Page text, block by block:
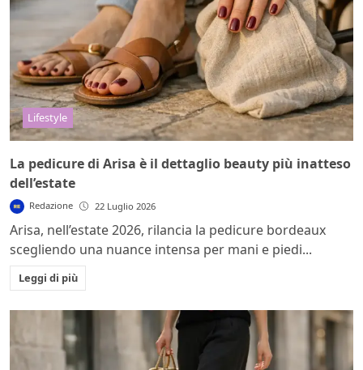
Lifestyle
La pedicure di Arisa è il dettaglio beauty più inatteso
dell’estate
Redazione 22 Luglio 2026
Arisa, nell’estate 2026, rilancia la pedicure bordeaux
scegliendo una nuance intensa per mani e piedi...
Leggi di più